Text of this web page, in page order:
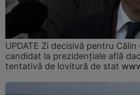
UPDATE Zi decisivă pentru
candidat la prezidențiale află
tentativă de lovitură de stat